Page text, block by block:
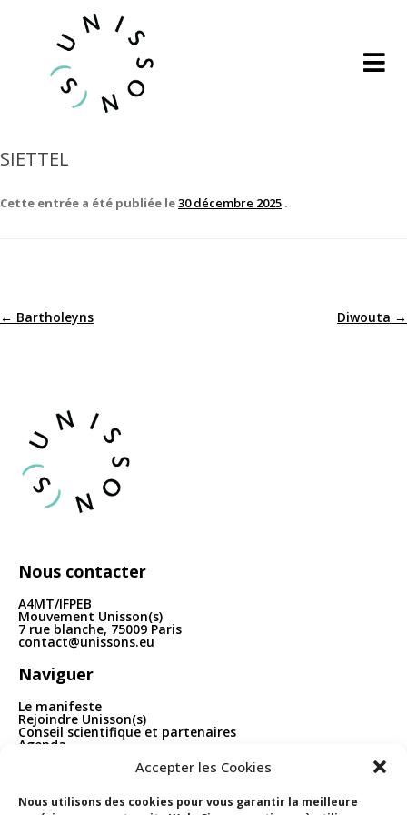
Accepter les Cookies
Nous utilisons des cookies pour vous garantir la meilleure
SIETTEL
Cette entrée a été publiée le30 décembre 2025 .
Navigation
articles
← Bartholeyns Diwouta →
Nous contacter
A4MT/IFPEB
Mouvement Unisson(s)
7 rue blanche, 75009 Paris
contact@unissons.eu
Naviguer
Le manifeste
Rejoindre Unisson(s)
Conseil scientifique et partenaires
Agenda